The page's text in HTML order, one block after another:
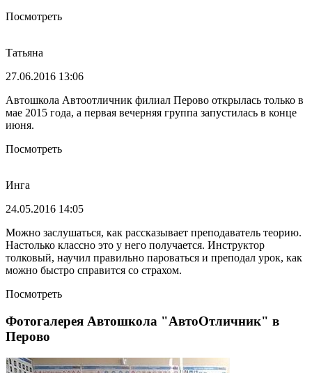
Посмотреть
Татьяна
27.06.2016 13:06
Автошкола Автоотличник филиал Перово открылась только в
мае 2015 года, а первая вечерняя группа запустилась в конце
июня.
Посмотреть
Инга
24.05.2016 14:05
Можно заслушаться, как рассказывает преподаватель теорию.
Настолько классно это у него получается. Инструктор
толковый, научил правильно пароваться и преподал урок, как
можно быстро справится со страхом.
Посмотреть
Фотогалерея Автошкола "АвтоОтличник" в
Перово